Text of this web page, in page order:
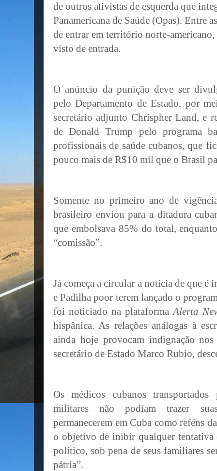
de outros ativistas de esquerda que
Panamericana de Saúde (Opas). Entre
de entrar em território norte-
visto de entrada.
O anúncio da punição deve ser
pelo Departamento de Estado, por
secretário adjunto Chrispher Land, e
de Donald Trump pelo programa
profissionais de saúde cubanos, que
pouco mais de R$10 mil que o Brasil
Somente no primeiro ano de
brasileiro enviou para a ditadura
que embolsava 85% do total,
“comissão”.
Já começa a circular a notícia de que é
e Padilha poor terem lançado o
foi noticiado na plataformaAlerta
hispânica. As relações análogas à
ainda hoje provocam indignação
secretário de Estado Marco Rubio,
Os médicos cubanos
militares não podiam trazer
permanecerem em Cuba como reféns
o objetivo de inibir qualquer tentativa
político, sob pena de seus familiares
pátria”.